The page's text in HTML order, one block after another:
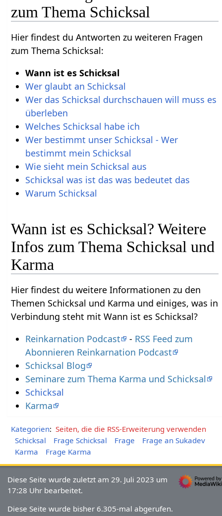
zum Thema Schicksal
Hier findest du Antworten zu weiteren Fragen
zum Thema Schicksal:
Wann ist es Schicksal
Wer glaubt an Schicksal
Wer das Schicksal durchschauen will muss es
überleben
Welches Schicksal habe ich
Wer bestimmt unser Schicksal - Wer
bestimmt mein Schicksal
Wie sieht mein Schicksal aus
Schicksal was ist das was bedeutet das
Warum Schicksal
Wann ist es Schicksal? Weitere
Infos zum Thema Schicksal und
Karma
Hier findest du weitere Informationen zu den
Themen Schicksal und Karma und einiges, was in
Verbindung steht mit Wann ist es Schicksal?
Reinkarnation Podcast
- RSS Feed zum
Abonnieren Reinkarnation Podcast
Schicksal Blog
Seminare zum Thema Karma und Schicksal
Schicksal
Karma
Kategorien: Seiten, die die RSS-Erweiterung verwenden
Schicksal
Frage Schicksal Frage
Frage an Sukadev
Karma
Frage Karma
Diese Seite wurde zuletzt am 29. Juli 2023 um
17:28 Uhr bearbeitet.
Diese Seite wurde bisher 6.305-mal abgerufen.